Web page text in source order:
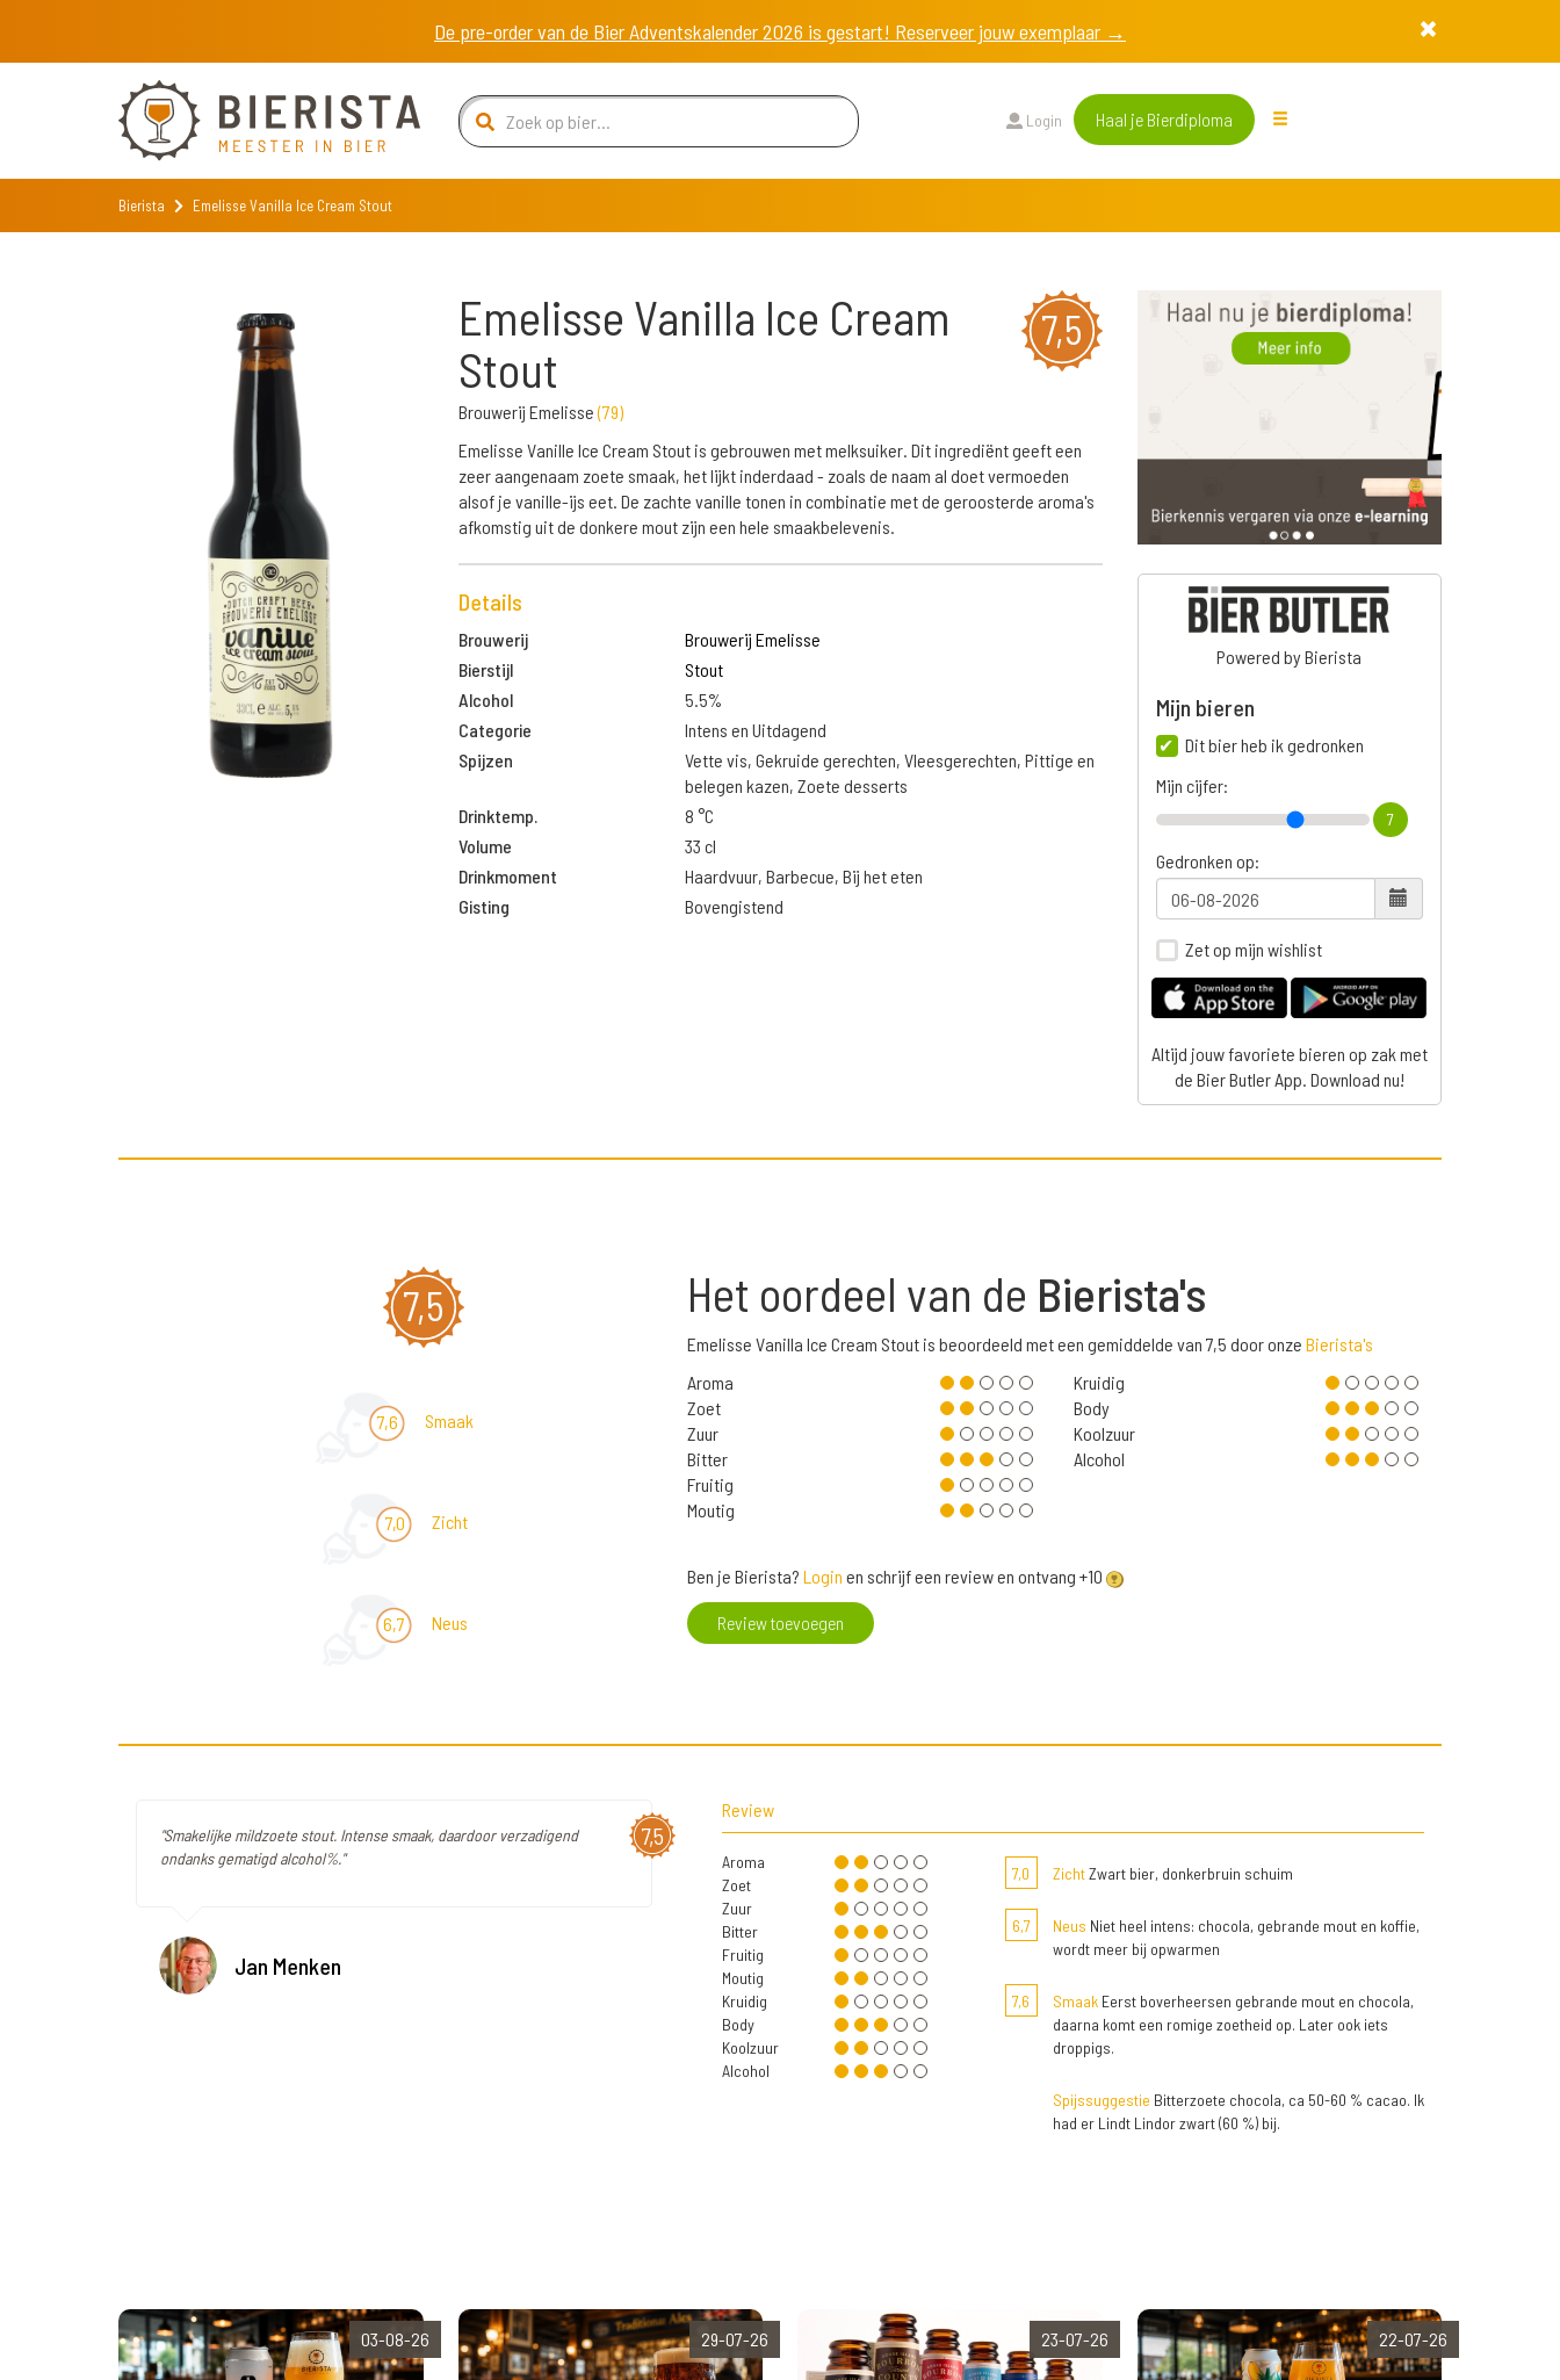
De pre-order van de Bier Adventskalender 2026 is gestart! Reserveer jouw exemplaar →
Login Haal je Bierdiploma
Bierista Emelisse Vanilla Ice Cream Stout
7,5
Emelisse Vanilla Ice Cream
Stout
Brouwerij Emelisse(79)
Emelisse Vanille Ice Cream Stout is gebrouwen met melksuiker. Dit ingrediënt geeft een
zeer aangenaam zoete smaak, het lijkt inderdaad - zoals de naam al doet vermoeden
alsof je vanille-ijs eet. De zachte vanille tonen in combinatie met de geroosterde aroma's
afkomstig uit de donkere mout zijn een hele smaakbelevenis.
Details
Brouwerij
Brouwerij Emelisse
Bierstijl
Stout
Alcohol
5.5%
Categorie
Intens en Uitdagend
Spijzen
Vette vis, Gekruide gerechten, Vleesgerechten, Pittige en
belegen kazen, Zoete desserts
Drinktemp.
8 °C
Volume
33 cl
Drinkmoment
Haardvuur, Barbecue, Bij het eten
Gisting
Bovengistend
Powered by Bierista
Mijn bieren
Dit bier heb ik gedronken
Mijn cijfer:
7
Gedronken op:
Zet op mijn wishlist
Altijd jouw favoriete bieren op zak met
de Bier Butler App. Download nu!
7,5
7,6 Smaak
7,0 Zicht
6,7 Neus
Het oordeel van de Bierista's
Emelisse Vanilla Ice Cream Stout is beoordeeld met een gemiddelde van 7,5 door onze Bierista's
Aroma
Zoet
Zuur
Bitter
Fruitig
Moutig
Kruidig
Body
Koolzuur
Alcohol
Ben je Bierista? Login en schrijf een review en ontvang +10
Review toevoegen
7,5
"Smakelijke mildzoete stout. Intense smaak, daardoor verzadigend
ondanks gematigd alcohol%."
Jan Menken
Review
Aroma
Zoet
Zuur
Bitter
Fruitig
Moutig
Kruidig
Body
Koolzuur
Alcohol
7,0 ZichtZwart bier, donkerbruin schuim
6,7 Neus Niet heel intens: chocola, gebrande mout en koffie,
wordt meer bij opwarmen
7,6 SmaakEerst boverheersen gebrande mout en chocola,
daarna komt een romige zoetheid op. Later ook iets
droppigs.
Spijssuggestie Bitterzoete chocola, ca 50-60 % cacao. Ik
had er Lindt Lindor zwart (60 %) bij.
03-08-26 29-07-26 23-07-26 22-07-26